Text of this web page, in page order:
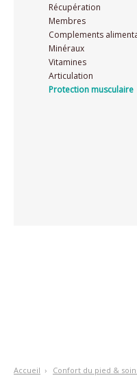
Récupération
Membres
Complements
Minéraux
Vitamines
Articulation
Protection musculaire
Accueil › Confort du pied & soin